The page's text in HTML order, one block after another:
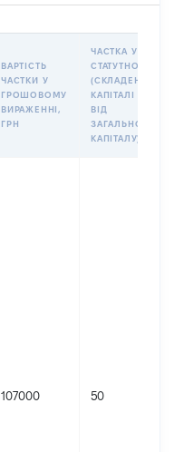
ВАРТІСТЬ
ЧАСТКИ У
ГРОШОВОМУ
ВИРАЖЕННІ,
ГРН
ЧАСТКА У
СТАТУТНОМУ
(СКЛАДЕНОМУ)
КАПІТАЛІ (%
ВІД
ЗАГАЛЬНОГО
КАПІТАЛУ)
107000 50